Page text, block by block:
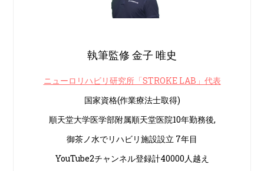
執筆監修 金子 唯史
ニューロリハビリ研究所「STROKE LAB」代表
国家資格(作業療法士取得)
順天堂大学医学部附属順天堂医院10年勤務後,
御茶ノ水でリハビリ施設設立 7年目
YouTube2チャンネル登録計40000人越え